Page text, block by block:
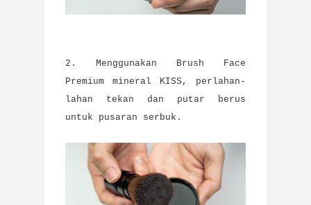
2. Menggunakan Brush Face
Premium mineral KISS, perlahan-
lahan tekan dan putar berus
untuk pusaran serbuk.